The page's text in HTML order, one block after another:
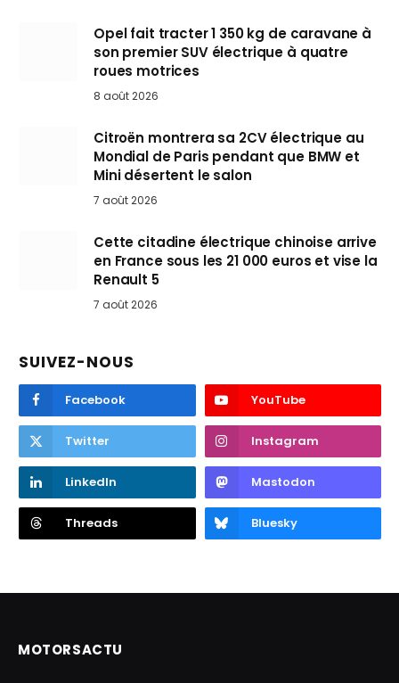
Opel fait tracter 1 350 kg de caravane à
son premier SUV électrique à quatre
roues motrices
8 août 2026
Citroën montrera sa 2CV électrique au
Mondial de Paris pendant que BMW et
Mini désertent le salon
7 août 2026
Cette citadine électrique chinoise arrive
en France sous les 21 000 euros et vise la
Renault 5
7 août 2026
SUIVEZ-NOUS
Facebook YouTube
Twitter Instagram
LinkedIn Mastodon
Threads Bluesky
MOTORSACTU